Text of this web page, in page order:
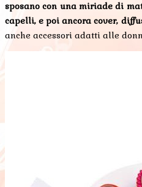
sposano con una miriade di
capelli, e poi ancora cover,
anche accessori adatti alle